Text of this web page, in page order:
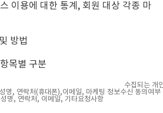
이용에 대한 통계, 회원 대상 각종 마
방법
목별 구분
수집되는 개
명, 연락처(휴대폰),이메일, 마케팅 정보수신 동의여
명, 연락처, 이메일, 기타요청사항